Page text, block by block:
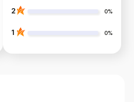
2 0%
1 0%